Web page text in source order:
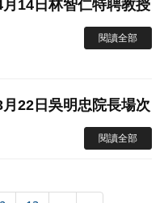
14日林智仁特聘教授
閱讀全部
22日吳明忠院長場次
閱讀全部